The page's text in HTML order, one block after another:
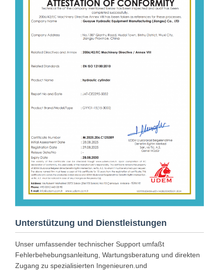
Unterstützung und Dienstleistungen
Unser umfassender technischer Support umfaßt
Fehlerbehebungsanleitung, Wartungsberatung und direkten
Zugang zu spezialisierten Ingenieuren.und